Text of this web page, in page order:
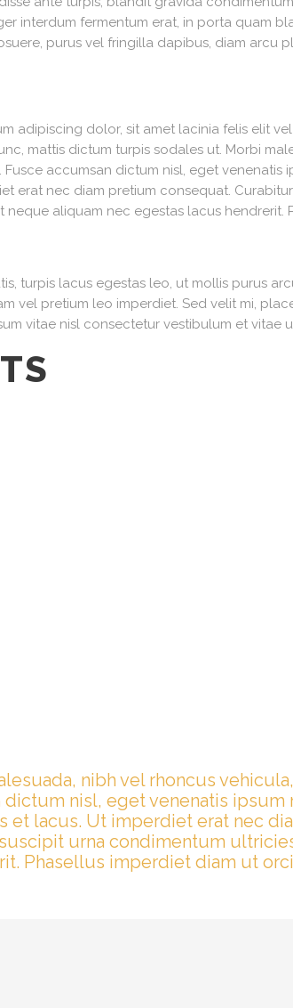
interdum fermentum erat, in porta quam
purus vel fringilla dapibus, diam arcu
adipiscing dolor, sit amet lacinia felis elit
mattis dictum turpis sodales ut. Morbi
accumsan dictum nisl, eget venenatis
erat nec diam pretium consequat.
aliquam nec egestas lacus hendrerit.
turpis lacus egestas leo, ut mollis purus
vel pretium leo imperdiet. Sed velit mi,
vitae nisl consectetur vestibulum et vitae
nibh vel rhoncus
nisl, eget venenatis
et lacus. Ut imperdiet erat nec
urna condimentum
Phasellus imperdiet diam ut